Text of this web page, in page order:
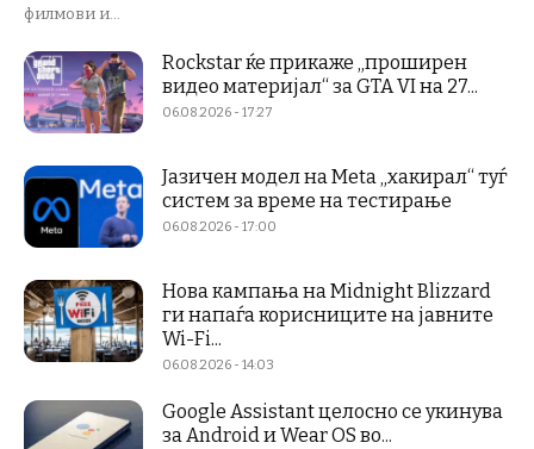
филмови и...
Rockstar ќе прикаже „проширен
видео материјал“ за GTA VI на 27...
06.08.2026 - 17:27
Јазичен модел на Meta „хакирал“ туѓ
систем за време на тестирање
06.08.2026 - 17:00
Нова кампања на Midnight Blizzard
ги напаѓа корисниците на јавните
Wi-Fi...
06.08.2026 - 14:03
Google Assistant целосно се укинува
за Android и Wear OS во...